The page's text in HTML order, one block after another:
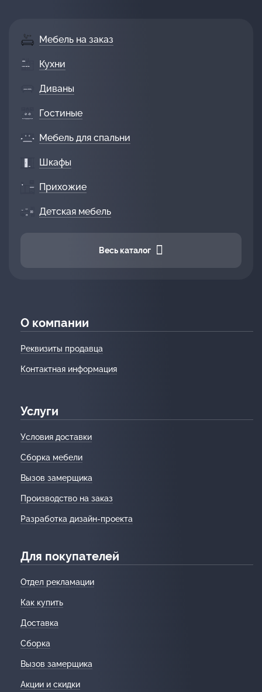
Мебель на заказ
Кухни
Диваны
Гостиные
Мебель для спальни
Шкафы
Прихожие
Детская мебель
Весь каталог
О компании
Реквизиты продавца
Контактная информация
Услуги
Условия доставки
Сборка мебели
Вызов замерщика
Производство на заказ
Разработка дизайн-проекта
Для покупателей
Отдел рекламации
Как купить
Доставка
Сборка
Вызов замерщика
Акции и скидки